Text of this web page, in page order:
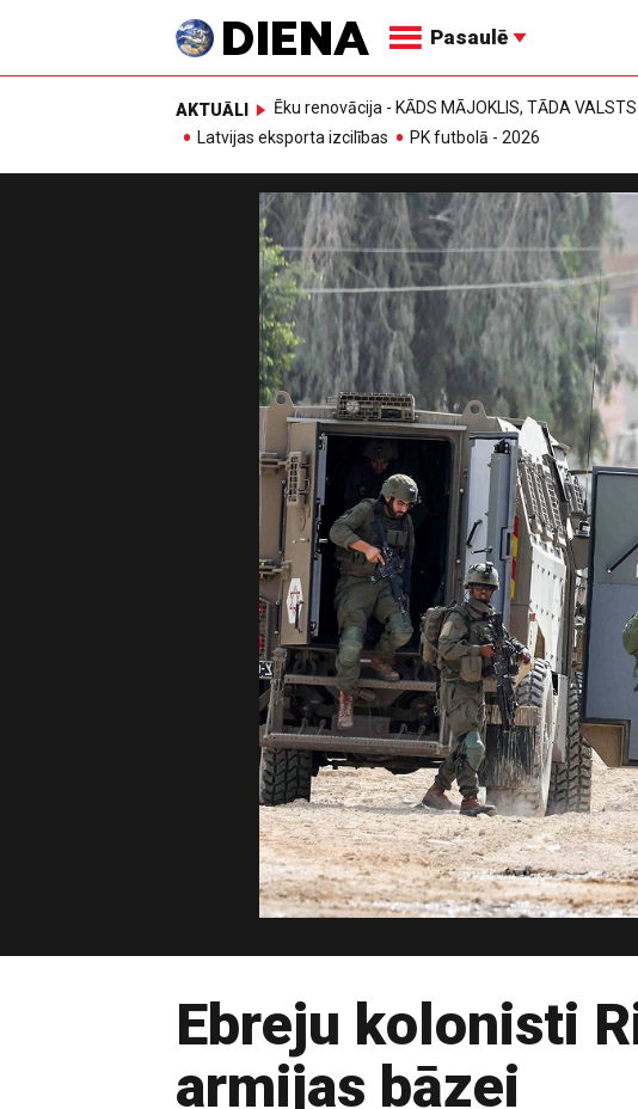
Pasaulē
AKTUĀLI Ēku renovācija - KĀDS MĀJOKLIS, TĀDA VALSTS
Latvijas eksporta izcilības
PK futbolā - 2026
Ebreju kolonisti
armijas bāzei